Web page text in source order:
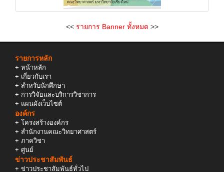
<< รายการ Banner ทั้งหมด >>
รายการหลัก
+ หน้าหลัก
+ เกี่ยวกับเรา
+ สำหรับนักศึกษา
+ การวิจัยและบริการวิชาการ
+ แผนผังเว็บไซต์
องค์กร
+ โครงสร้างองค์กร
+ สำนักงานคณะวิทยาศาสตร์
+ ภาควิชา
+ ศูนย์
ข่าวประชาสัมพันธ์
+ ข่าวประชาสัมพันธ์ทั่วไป